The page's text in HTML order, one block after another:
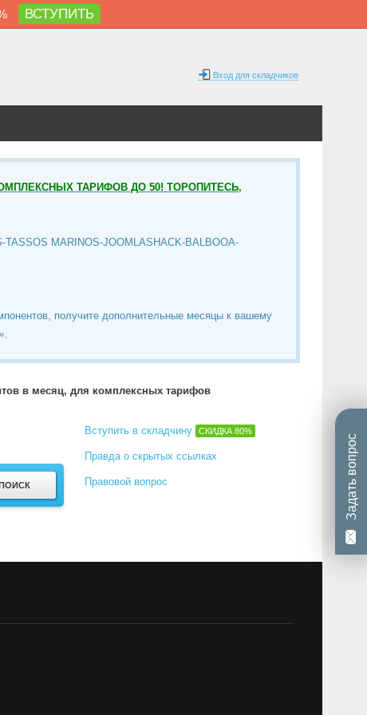
ВСТУПИТЬ
Вход для складчиков
ТАРИФОВ ДО 50! ТОРОПИТЕСЬ,
MARINOS-JOOMLASHACK-BALBOOA-
получите дополнительные месяцы к вашему
в месяц, для комплексных тарифов
Вступить в складчину СКИДКА 80%
Правда о скрытых ссылках
Правовой вопрос Задать вопрос